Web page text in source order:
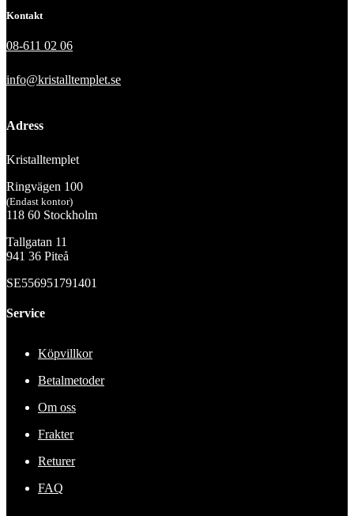
Kontakt
08-611 02 06
info@kristalltemplet.se
Adress
Kristalltemplet
Ringvägen 100
(Endast kontor)
118 60 Stockholm
Tallgatan 11
941 36 Piteå
SE556951791401
Service
Köpvillkor
Betalmetoder
Om oss
Frakter
Returer
FAQ